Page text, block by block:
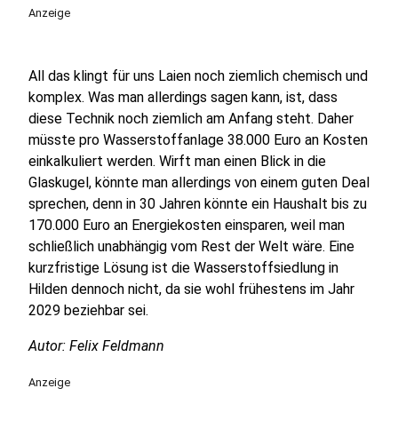
Anzeige
All das klingt für uns Laien noch ziemlich chemisch und
komplex. Was man allerdings sagen kann, ist, dass
diese Technik noch ziemlich am Anfang steht. Daher
müsste pro Wasserstoffanlage 38.000 Euro an Kosten
einkalkuliert werden. Wirft man einen Blick in die
Glaskugel, könnte man allerdings von einem guten Deal
sprechen, denn in 30 Jahren könnte ein Haushalt bis zu
170.000 Euro an Energiekosten einsparen, weil man
schließlich unabhängig vom Rest der Welt wäre. Eine
kurzfristige Lösung ist die Wasserstoffsiedlung in
Hilden dennoch nicht, da sie wohl frühestens im Jahr
2029 beziehbar sei.
Autor: Felix Feldmann
Anzeige